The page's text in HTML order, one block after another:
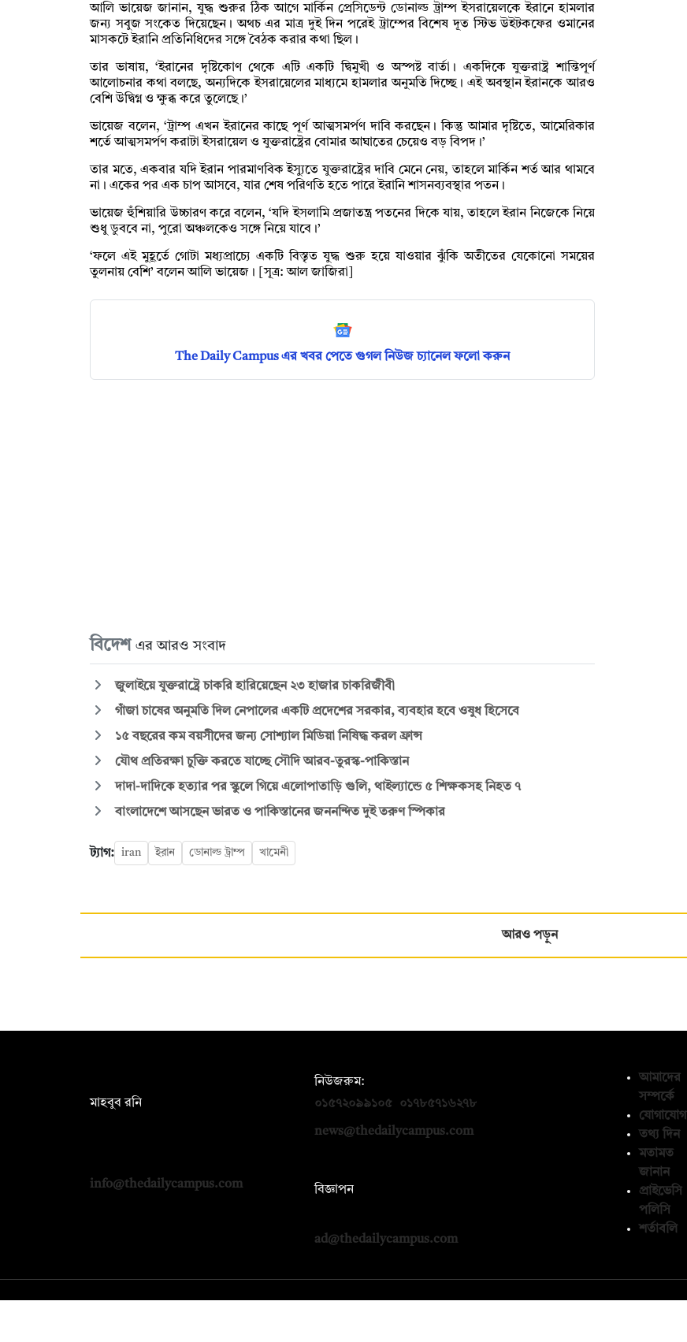
আলি ভায়েজ জানান, যুদ্ধ শুরুর ঠিক আগে মার্কিন প্রেসিডেন্ট ডোনাল্ড ট্রাম্প ইসরায়েলকে ইরানে হামলার
জন্য সবুজ সংকেত দিয়েছেন। অথচ এর মাত্র দুই দিন পরেই ট্রাম্পের বিশেষ দূত স্টিভ উইটকফের ওমানের
মাসকটে ইরানি প্রতিনিধিদের সঙ্গে বৈঠক করার কথা ছিল।
তার ভাষায়, ‘ইরানের দৃষ্টিকোণ থেকে এটি একটি দ্বিমুখী ও অস্পষ্ট বার্তা। একদিকে যুক্তরাষ্ট্র শান্তিপূর্ণ
আলোচনার কথা বলছে, অন্যদিকে ইসরায়েলের মাধ্যমে হামলার অনুমতি দিচ্ছে। এই অবস্থান ইরানকে আরও
বেশি উদ্বিগ্ন ও ক্ষুব্ধ করে তুলেছে।’
ভায়েজ বলেন, ‘ট্রাম্প এখন ইরানের কাছে পূর্ণ আত্মসমর্পণ দাবি করছেন। কিন্তু আমার দৃষ্টিতে, আমেরিকার
শর্তে আত্মসমর্পণ করাটা ইসরায়েল ও যুক্তরাষ্ট্রের বোমার আঘাতের চেয়েও বড় বিপদ।’
তার মতে, একবার যদি ইরান পারমাণবিক ইস্যুতে যুক্তরাষ্ট্রের দাবি মেনে নেয়, তাহলে মার্কিন শর্ত আর থামবে
না। একের পর এক চাপ আসবে, যার শেষ পরিণতি হতে পারে ইরানি শাসনব্যবস্থার পতন।
ভায়েজ হুঁশিয়ারি উচ্চারণ করে বলেন, ‘যদি ইসলামি প্রজাতন্ত্র পতনের দিকে যায়, তাহলে ইরান নিজেকে নিয়ে
শুধু ডুববে না, পুরো অঞ্চলকেও সঙ্গে নিয়ে যাবে।’
‘ফলে এই মুহূর্তে গোটা মধ্যপ্রাচ্যে একটি বিস্তৃত যুদ্ধ শুরু হয়ে যাওয়ার ঝুঁকি অতীতের যেকোনো সময়ের
তুলনায় বেশি’ বলেন আলি ভায়েজ। [সূত্র: আল জাজিরা]
The Daily Campus এর খবর পেতে গুগল নিউজ চ্যানেল ফলো করুন
বিদেশ এর আরও সংবাদ
জুলাইয়ে যুক্তরাষ্ট্রে চাকরি হারিয়েছেন ২৩ হাজার চাকরিজীবী
গাঁজা চাষের অনুমতি দিল নেপালের একটি প্রদেশের সরকার, ব্যবহার হবে ওষুধ হিসেবে
১৫ বছরের কম বয়সীদের জন্য সোশ্যাল মিডিয়া নিষিদ্ধ করল ফ্রান্স
যৌথ প্রতিরক্ষা চুক্তি করতে যাচ্ছে সৌদি আরব-তুরস্ক-পাকিস্তান
দাদা-দাদিকে হত্যার পর স্কুলে গিয়ে এলোপাতাড়ি গুলি, থাইল্যান্ডে ৫ শিক্ষকসহ নিহত ৭
বাংলাদেশে আসছেন ভারত ও পাকিস্তানের জননন্দিত দুই তরুণ স্পিকার
ট্যাগ: iran ইরান ডোনাল্ড ট্রাম্প খামেনী
আরও পড়ুন
মাহবুব রনি
info@thedailycampus.com
নিউজরুম:
০১৫৭২০৯৯১০৫
০১৭৮৫৭১৬২৭৮
news@thedailycampus.com
বিজ্ঞাপন
ad@thedailycampus.com
আমাদের
সম্পর্কে
যোগাযোগ
তথ্য দিন
মতামত
জানান
প্রাইভেসি
পলিসি
শর্তাবলি
© কপিরাইট 2026, দ্য ডেইলি ক্যাম্পাস লিমিটেড